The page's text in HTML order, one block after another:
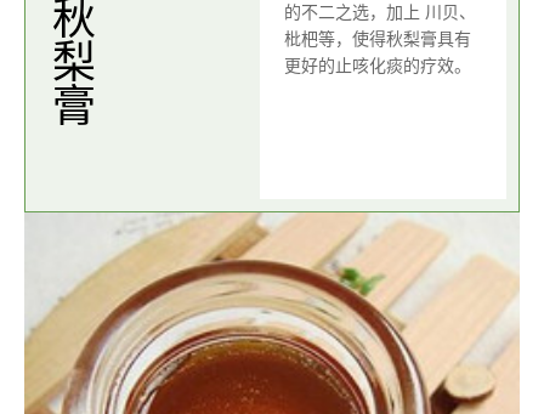
秋梨膏
的不二之选，加上 川贝、
枇杷等，使得秋梨膏具有
更好的止咳化痰的疗效。